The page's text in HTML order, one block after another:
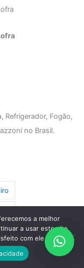
Refrigerador, Fogão,
no Brasil.
a melhor
a usar este site,
com ele.